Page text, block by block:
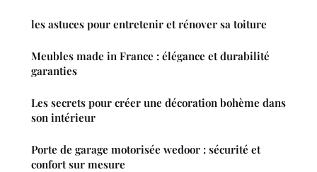
les astuces pour entretenir et rénover sa toiture
Meubles made in France : élégance et durabilité
garanties
Les secrets pour créer une décoration bohème dans
son intérieur
Porte de garage motorisée wedoor : sécurité et
confort sur mesure